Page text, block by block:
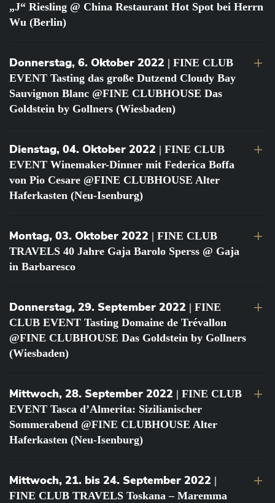
„J“ Riesling @ China Restaurant Hot Spot bei Herrn
Wu (Berlin)
Donnerstag, 6. Oktober 2022 | FINE CLUB
EVENT Tasting das große Dutzend Cloudy Bay
Sauvignon Blanc @FINE CLUBHOUSE Das
Goldstein by Gollners (Wiesbaden)
Dienstag, 04. Oktober 2022 | FINE CLUB
EVENT Winemaker-Dinner mit Federica Boffa
von Pio Cesare @FINE CLUBHOUSE Alter
Haferkasten (Neu-Isenburg)
Montag, 03. Oktober 2022 | FINE CLUB
TRAVELS 40 Jahre Gaja Barolo Sperss @ Gaja
in Barbaresco
Donnerstag, 29. September 2022 | FINE
CLUB EVENT Tasting Domaine de Trévallon
@FINE CLUBHOUSE Das Goldstein by Gollners
(Wiesbaden)
Mittwoch, 28. September 2022 | FINE CLUB
EVENT Tasca d’Almerita: Sizilianischer
Sommerabend @FINE CLUBHOUSE Alter
Haferkasten (Neu-Isenburg)
Mittwoch, 21. bis 24. September 2022 |
FINE CLUB TRAVELS Toskana – Maremma